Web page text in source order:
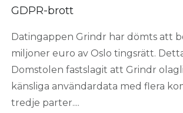
GDPR-brott
Datingappen Grindr har dömts att
miljoner euro av Oslo tingsrätt.
Domstolen fastslagit att Grindr
känsliga användardata med flera
tredje parter....